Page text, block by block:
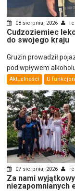
08 sierpnia, 2026
Cudzoziemiec
do swojego kraju
Gruzin prowadził
pod wpływem
Aktualności U
07 sierpnia, 2026
Za nami
niezapomnianych